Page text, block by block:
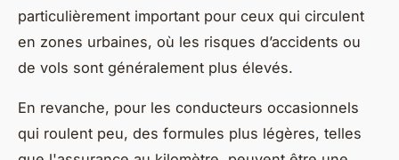
particulièrement important pour ceux qui circulent
en zones urbaines, où les risques d’accidents ou
de vols sont généralement plus élevés.
En revanche, pour les conducteurs occasionnels
qui roulent peu, des formules plus légères, telles